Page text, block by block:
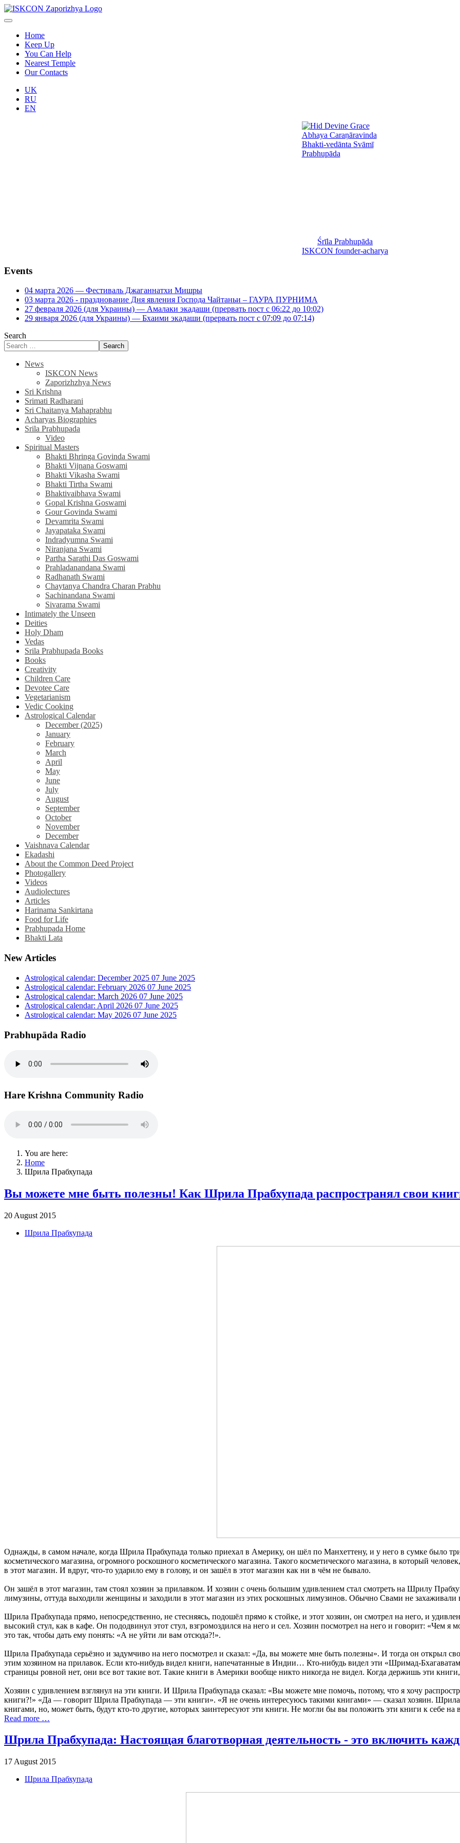
Home
Keep Up
You Can Help
Nearest Temple
Our Contacts
UK
RU
EN
Śrīla Prabhupāda
ISKCON founder-acharya
Events
04 марта 2026 — Фестиваль Джаганнатхи Мишры
03 марта 2026 - празднование Дня явления Господа Чайтаньи – ГАУРА ПУРНИМА
27 февраля 2026 (для Украины) — Амалаки экадаши (прервать пост с 06:22 до 10:02)
29 января 2026 (для Украины) — Бхаими экадаши (прервать пост с 07:09 до 07:14)
Search
Search
News
ISKCON News
Zaporizhzhya News
Sri Krishna
Srimati Radharani
Sri Chaitanya Mahaprabhu
Acharyas Biographies
Srila Prabhupada
Video
Spiritual Masters
Bhakti Bhringa Govinda Swami
Bhakti Vijnana Goswami
Bhakti Vikasha Swami
Bhakti Tirtha Swami
Bhaktivaibhava Swami
Gopal Krishna Goswami
Gour Govinda Swami
Devamrita Swami
Jayapataka Swami
Indradyumna Swami
Niranjana Swami
Partha Sarathi Das Goswami
Prahladanandana Swami
Radhanath Swami
Chaytanya Chandra Charan Prabhu
Sachinandana Swami
Sivarama Swami
Intimately the Unseen
Deities
Holy Dham
Vedas
Srila Prabhupada Books
Books
Creativity
Children Care
Devotee Care
Vegetarianism
Vedic Cooking
Astrological Calendar
December (2025)
January
February
March
April
May
June
July
August
September
October
November
December
Vaishnava Calendar
Ekadashi
About the Common Deed Project
Photogallery
Videos
Audiolectures
Articles
Harinama Sankirtana
Food for Life
Prabhupada Home
Bhakti Lata
New Articles
Astrological calendar: December 2025 07 June 2025
Astrological calendar: February 2026 07 June 2025
Astrological calendar: March 2026 07 June 2025
Astrological calendar: April 2026 07 June 2025
Astrological calendar: May 2026 07 June 2025
Prabhupāda Radio
Hare Krishna Community Radio
You are here:
Home
Шрила Прабхупада
Вы можете мне быть полезны! Как Шрила Прабхупада распространял свои
20 August 2015
Шрила Прабхупада
Однажды, в самом начале, когда Шрила Прабхупада только приехал в Америку, он шёл по Манхеттену, и у него в сумке было
косметического магазина, огромного роскошного косметического магазина. Такого косметического магазина, в который
в этот магазин. И вдруг, что-то ударило ему в голову, и он зашёл в этот магазин как ни в чём не бывало.
Он зашёл в этот магазин, там стоял хозяин за прилавком. И хозяин с очень большим удивлением стал смотреть на Шрилу
лимузины, оттуда выходили женщины и заходили в этот магазин из этих роскошных лимузинов. Обычно Свами не захаживали
Шрила Прабхупада прямо, непосредственно, не стесняясь, подошёл прямо к стойке, и этот хозяин, он смотрел на него, и
высокий стул, как в кафе. Он пододвинул этот стул, взгромоздился на него и сел. Хозяин посмотрел на него и говорит: «Чем
это так, чтобы дать ему понять: «А не уйти ли вам отсюда?!».
Шрила Прабхупада серьёзно и задумчиво на него посмотрел и сказал: «Да, вы можете мне быть полезны». И тогда он открыл
этим хозяином на прилавок. Если кто-нибудь видел книги, напечатанные в Индии… Кто-нибудь видел эти «Шримад-
страницы ровной нет, они все вот такие вот. Такие книги в Америки вообще никто никогда не видел. Когда держишь эти
Хозяин с удивлением взглянул на эти книги. И Шрила Прабхупада сказал: «Вы можете мне помочь, потому, что я хочу
книги?!» «Да — говорит Шрила Прабхупада — эти книги». «Я не очень интересуюсь такими книгами» — сказал хозяин. Шрила
книгами, но, может быть, будут кто-то другие, которых заинтересуют эти книги. Не могли бы вы положить эти книги к себе на
Read more …
Шрила Прабхупада: Настоящая благотворная деятельность - это включить
17 August 2015
Шрила Прабхупада